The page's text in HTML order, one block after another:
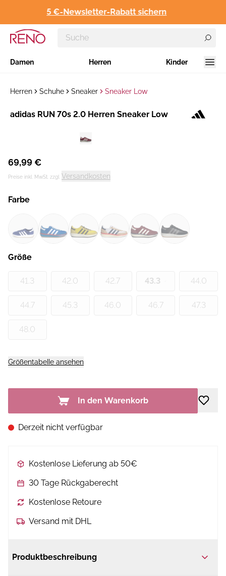
5 €-Newsletter-Rabatt sichern
Damen Herren Kinder
Herren Schuhe Sneaker Sneaker Low
Hersteller:
adidas RUN 70s 2.0 Herren Sneaker Low
69,99 €
Preise inkl. MwSt. zzgl. Versandkosten
Farbe
Größe
41.3 42.0 42.7 43.3 44.0
44.7 45.3 46.0 46.7 47.3
48.0
Größentabelle ansehen
In den Warenkorb
Derzeit nicht verfügbar
Kostenlose Lieferung ab 50€
30 Tage Rückgaberecht
Kostenlose Retoure
Versand mit DHL
Produktbeschreibung